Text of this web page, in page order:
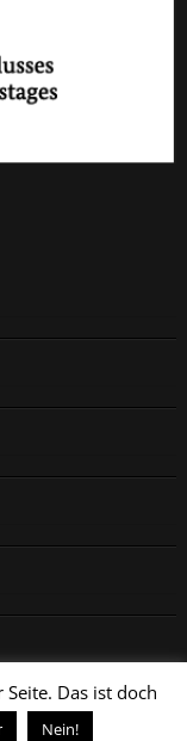
Das ist doch
Nein!